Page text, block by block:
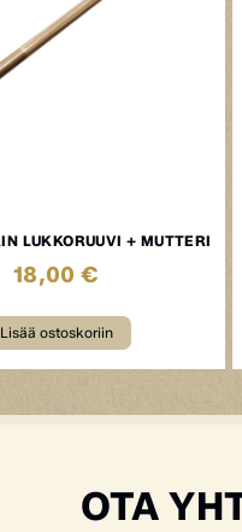
LUKKORUUVI + MUTTERI
18,00€
Lisää ostoskoriin
OTA